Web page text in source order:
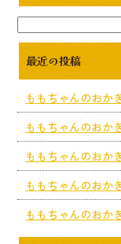
最近の投稿
ももちゃんのおか
ももちゃんのおか
ももちゃんのおか
ももちゃんのおか
ももちゃんのおか